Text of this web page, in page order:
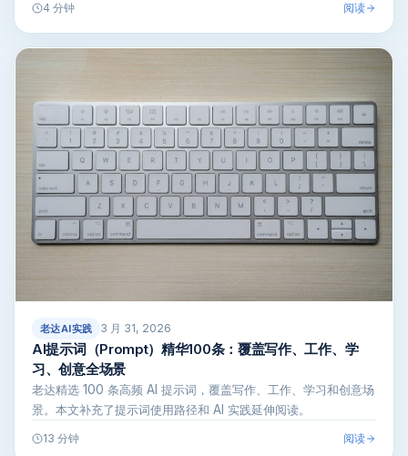
4 分钟 阅读
老达AI实践 3 月 31, 2026
AI提示词（Prompt）精华100条：覆盖写作、工作、学
习、创意全场景
老达精选 100 条高频 AI 提示词，覆盖写作、工作、学习和创意场
景。本文补充了提示词使用路径和 AI 实践延伸阅读。
13 分钟 阅读